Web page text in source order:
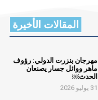
المقالات الأخيرة
مهرجان بنزرت الدولي: رؤوف
ماهر ووائل جسار يصنعان
الحدث￼
31 يوليو 2026